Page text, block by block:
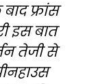
फ्रांस
इस बात
तेजी से